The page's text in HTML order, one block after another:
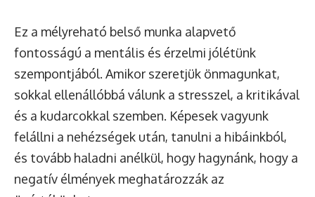
Ez a mélyreható belső munka alapvető
fontosságú a mentális és érzelmi jólétünk
szempontjából. Amikor szeretjük önmagunkat,
sokkal ellenállóbbá válunk a stresszel, a kritikával
és a kudarcokkal szemben. Képesek vagyunk
felállni a nehézségek után, tanulni a hibáinkból,
és tovább haladni anélkül, hogy hagynánk, hogy a
negatív élmények meghatározzák az